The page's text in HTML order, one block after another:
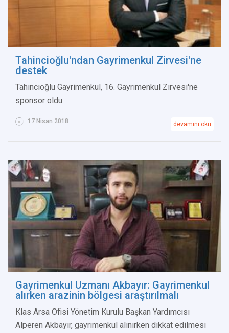
Tahincioğlu'ndan Gayrimenkul Zirvesi'ne
destek
Tahincioğlu Gayrimenkul, 16. Gayrimenkul Zirvesi'ne
sponsor oldu.
17 Nisan 2018 devamını oku
Gayrimenkul Uzmanı Akbayır: Gayrimenkul
alırken arazinin bölgesi araştırılmalı
Klas Arsa Ofisi Yönetim Kurulu Başkan Yardımcısı
Alperen Akbayır, gayrimenkul alınırken dikkat edilmesi